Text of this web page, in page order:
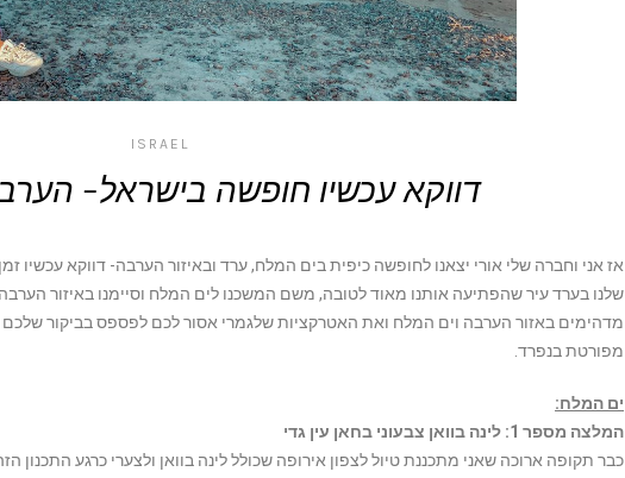
ISRAEL
דווקא עכשיו חופשה בישראל-
אז אני וחברה שלי אורי יצאנו לחופשה כיפית בים המלח, ערד ובאיזור הערבה- דווקא
שלנו בערד עיר שהפתיעה אותנו מאוד לטובה, משם המשכנו לים המלח וסיימנו באיזור
מדהימים באזור הערבה וים המלח ואת האטרקציות שלגמרי אסור לכם לפספס בביקור
מפורטת בנפרד.
ים המלח:
המלצה מספר 1: לינה בוואן צבעוני בחאן עין גדי
כבר תקופה ארוכה שאני מתכננת טיול לצפון אירופה שכולל לינה בוואן ולצערי כרגע התכנון